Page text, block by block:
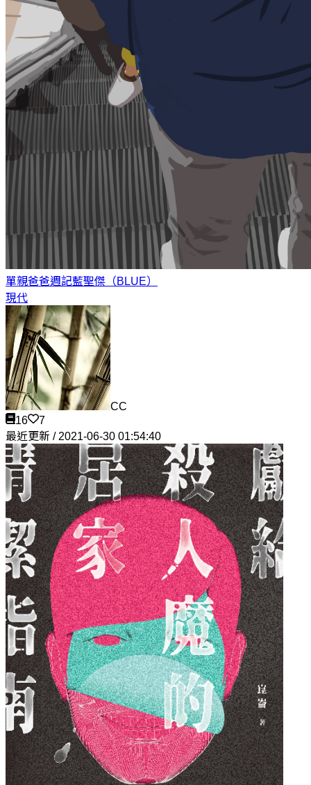
單親爸爸週記藍聖傑（BLUE）
現代
CC
16
7
最近更新 / 2021-06-30 01:54:40